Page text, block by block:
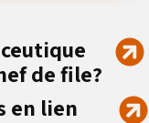
de file?
en lien